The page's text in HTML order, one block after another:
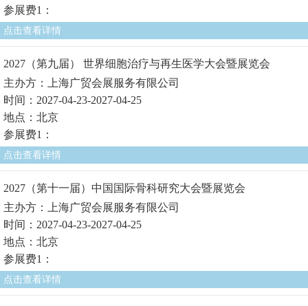
参展费1：
点击查看详情
2027（第九届） 世界细胞治疗与再生医学大会暨展览会
主办方：上海广贸会展服务有限公司
时间：2027-04-23-2027-04-25
地点：北京
参展费1：
点击查看详情
2027（第十一届）中国国际骨科研究大会暨展览会
主办方：上海广贸会展服务有限公司
时间：2027-04-23-2027-04-25
地点：北京
参展费1：
点击查看详情